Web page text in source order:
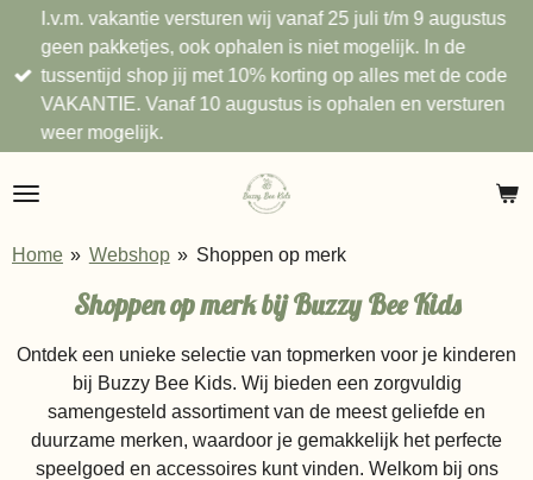
direct
naar
hoofdinhoud
I.v.m. vakantie versturen wij vanaf 25 juli t/m 9 augustus
geen pakketjes, ook ophalen is niet mogelijk. In de
tussentijd shop jij met 10% korting op alles met de code
VAKANTIE. Vanaf 10 augustus is ophalen en versturen
weer mogelijk.
Home » Webshop » Shoppen op merk
Shoppen op merk bij Buzzy Bee Kids
Ontdek een unieke selectie van topmerken voor je kinderen
bij Buzzy Bee Kids. Wij bieden een zorgvuldig
samengesteld assortiment van de meest geliefde en
duurzame merken, waardoor je gemakkelijk het perfecte
speelgoed en accessoires kunt vinden. Welkom bij ons